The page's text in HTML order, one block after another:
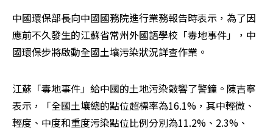
中國環保部長向中國國務院進行業務報告時表示，為了因
應前不久發生的江蘇省常州外國語學校「毒地事件」，中
國環保步將啟動全國土壤污染狀況詳查作業。
江蘇「毒地事件」給中國的土地污染敲響了警鐘。陳吉寧
表示，「全國土壤總的點位超標率為16.1%，其中輕微、
輕度、中度和重度污染點位比例分別為11.2%、2.3%、